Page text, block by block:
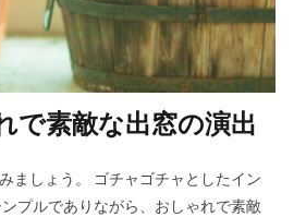
で素敵な出窓の演出
ましょう。 ゴチャゴチャとしたイン
プルでありながら、おしゃれで素敵